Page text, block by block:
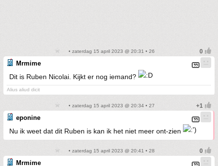
• zaterdag 15 april 2023 @ 20:31 • 26
Mrmime
Dit is Ruben Nicolai. Kijkt er nog iemand?
Alius aliud dicit
• zaterdag 15 april 2023 @ 20:34 • 27
eponine
Nu ik weet dat dit Ruben is kan ik het niet meer ont-zien
• zaterdag 15 april 2023 @ 20:41 • 28
Mrmime